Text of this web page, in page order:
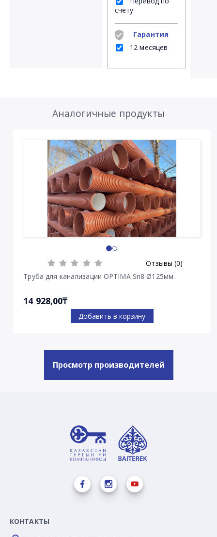
счёту
Гарантия
12 месяцев
Аналогичные продукты
Отзывы (0)
Труба для канализации OPTIMA Sn8 Ø125мм.
14 928,00₸
Добавить в корзину
Просмотр производителей
КОНТАКТЫ